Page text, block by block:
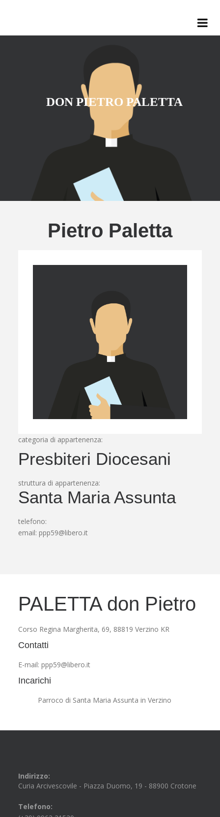
DON PIETRO PALETTA
Pietro Paletta
categoria di appartenenza:
Presbiteri Diocesani
struttura di appartenenza:
Santa Maria Assunta
telefono:
email: ppp59@libero.it
PALETTA don Pietro
Corso Regina Margherita, 69, 88819 Verzino KR
Contatti
E-mail: ppp59@libero.it
Incarichi
Parroco di Santa Maria Assunta in Verzino
Indirizzo:
Curia Arcivescovile - Piazza Duomo, 19 - 88900 Crotone
Telefono: